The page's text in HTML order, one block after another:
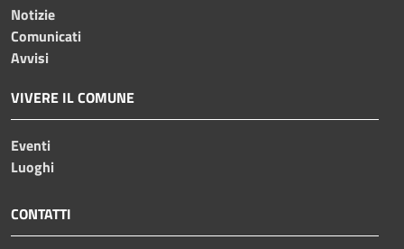
Notizie
Comunicati
Avvisi
VIVERE IL COMUNE
Eventi
Luoghi
CONTATTI